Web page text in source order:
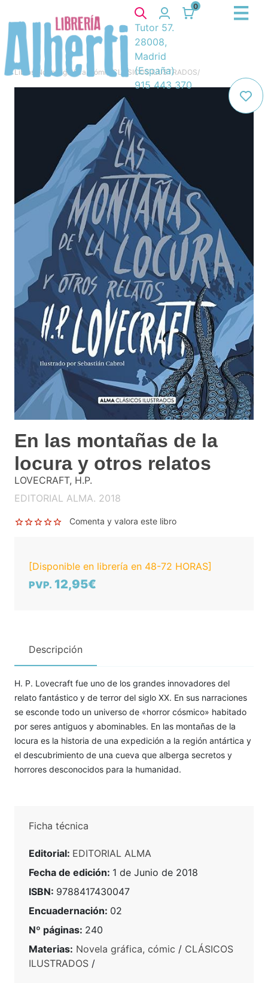
0
Tutor 57.
28008,
Madrid
(España)
915 443 370
Libros Novela gráfica, cómic CLÁSICOS ILUSTRADOS/
En las montañas de la
locura y otros relatos
LOVECRAFT, H.P.
EDITORIAL ALMA. 2018
Comenta y valora este libro
[Disponible en librería en 48-72 HORAS]
PVP. 12,95€
Descripción
H. P. Lovecraft fue uno de los grandes innovadores del
relato fantástico y de terror del siglo XX. En sus narraciones
se esconde todo un universo de «horror cósmico» habitado
por seres antiguos y abominables. En las montañas de la
locura es la historia de una expedición a la región antártica y
el descubrimiento de una cueva que alberga secretos y
horrores desconocidos para la humanidad.
Ficha técnica
Editorial: EDITORIAL ALMA
Fecha de edición: 1 de Junio de 2018
ISBN: 9788417430047
Encuadernación: 02
Nº páginas: 240
Materias: Novela gráfica, cómic / CLÁSICOS
ILUSTRADOS /